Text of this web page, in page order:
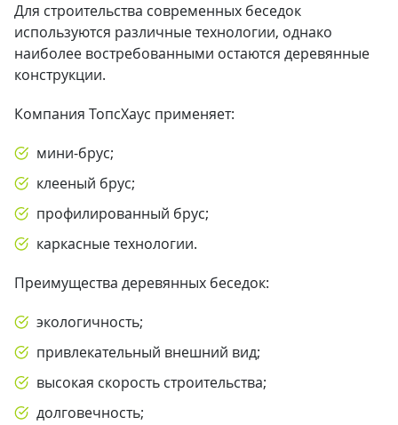
Для строительства современных беседок
используются различные технологии, однако
наиболее востребованными остаются деревянные
конструкции.
Компания ТопсХаус применяет:
мини-брус;
клееный брус;
профилированный брус;
каркасные технологии.
Преимущества деревянных беседок:
экологичность;
привлекательный внешний вид;
высокая скорость строительства;
долговечность;